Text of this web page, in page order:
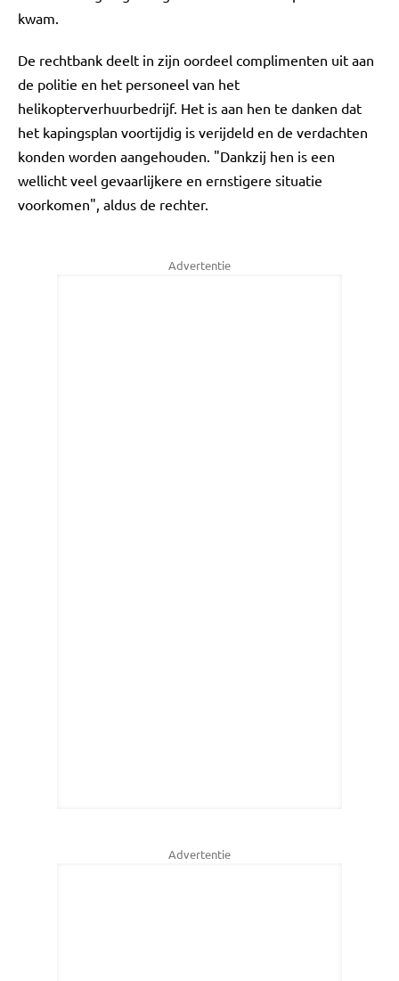
kwam.
De rechtbank deelt in zijn oordeel complimenten uit aan
de politie en het personeel van het
helikopterverhuurbedrijf. Het is aan hen te danken dat
het kapingsplan voortijdig is verijdeld en de verdachten
konden worden aangehouden. "Dankzij hen is een
wellicht veel gevaarlijkere en ernstigere situatie
voorkomen", aldus de rechter.
Advertentie
Advertentie